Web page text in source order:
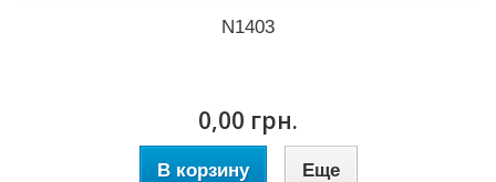
N1403
0,00 грн.
В корзину Еще